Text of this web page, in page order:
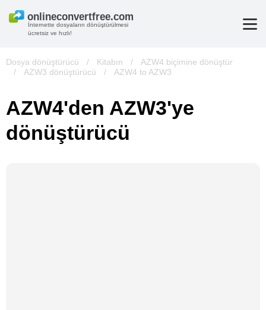
İnternette dosyaların dönüştürülmesi
ücretsiz ve hızlı!
Dosya dönüştürücü / Kitabın /
AZW4 biçimine dönüştür
/
AZW3 dönüştürücü / AZW4 to AZW3
AZW4'den AZW3'ye
dönüştürücü